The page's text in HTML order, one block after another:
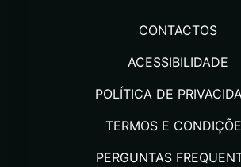
CONTACTOS
ACESSIBILIDADE
POLÍTICA DE
TERMOS E
PERGUNTAS